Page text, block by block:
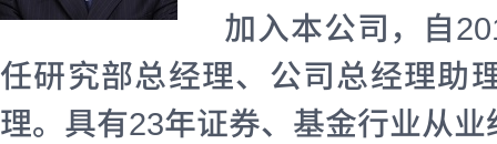
加入本公司，自
任研究部总经理、公司总经理助
理。具有23年证券、基金行业从业